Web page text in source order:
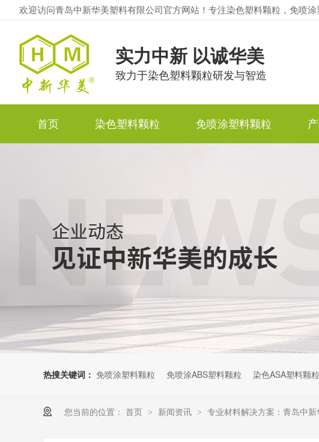
欢迎访问青岛中新华美塑料有限公司官方网站！专注染色塑料颗粒，免喷涂
实力中新 以诚华美
致力于染色塑料颗粒研发与智造
首页 染色塑料颗粒 免喷涂塑料颗粒
热搜关键词： 免喷涂塑料颗粒 免喷涂ABS塑料颗粒 染色ASA塑料颗粒
您当前的位置： 首页 > 新闻资讯 > 专业材料解决方案：青岛中